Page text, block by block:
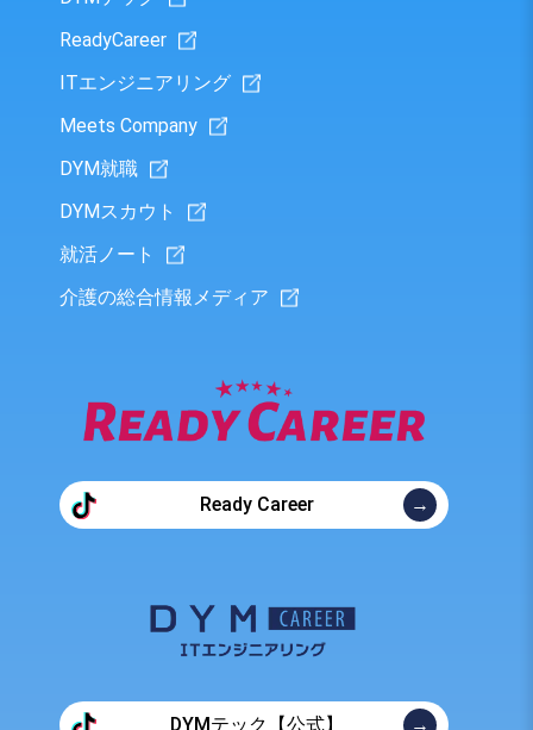
ReadyCareer
ITエンジニアリング
Meets Company
DYM就職
DYMスカウト
就活ノート
介護の総合情報メディア
Ready Career
DYMテック【公式】